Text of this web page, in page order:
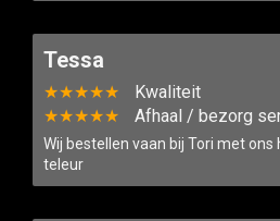
Tessa
★★★★★
Kwaliteit
★★★★★
Afhaal / bezorg
Wij bestellen vaan bij Tori met
teleur